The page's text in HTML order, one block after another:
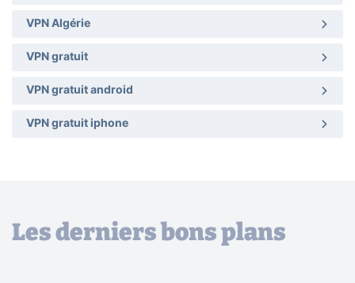
VPN Algérie
VPN gratuit
VPN gratuit android
VPN gratuit iphone
Les derniers bons plans